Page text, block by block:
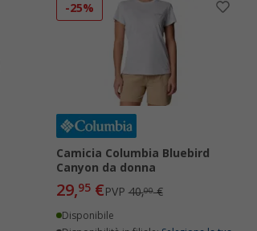
-25%
Camicia Columbia Bluebird
Canyon da donna
29,95€PVP40,00€
Disponibile